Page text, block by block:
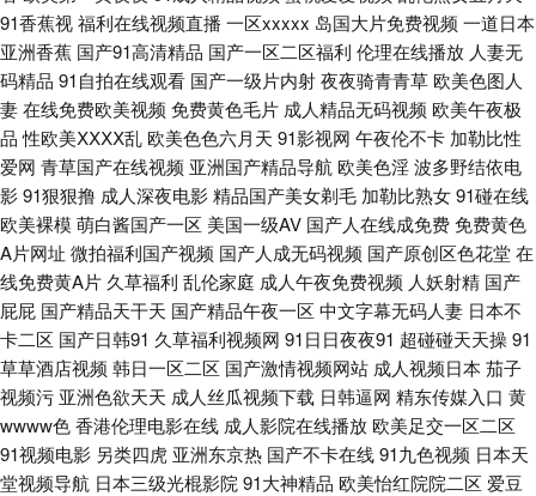
性爱综合区 丰满熟女 乱亲h女秽乱常伦农村 五月丁香婷婷在线 91一区二区
三 精品一区二区影院在线 色五月色 字幕在线中文 国产精品免费一级在线观
看 欧美成人视频一区 亚洲v国产v天堂网 vip热播电视剧 黄色老湿影片 日本无
吗不卡在线观看 尤物在线导航 电影bt种子下载 另类激情亚洲五月天 天堂男
人av 91入在线观看 国产网暴门a在线视频 青青伊人网 亚洲一区亚 第一福利
导航站 麻豆四房播播 思思热在 2012中文字幕高清在线 国产麻豆一级在线观
看 欧美一区另类 亚洲色偷偷偷综合网 成全视频在线观看大全 久久玖玖视 色
小视频 最近国语视频免费观看在线播放 国产日韩精品腹肌视频 人妖伪娘在
91香蕉视福利在线视频直播 一区xxxxx 岛国大片免费视频 一道日本
亚洲香蕉 国产91高清精品 国产一区二区福利 伦理在线播放 人妻无
码精品 91自拍在线观看 国产一级片内射夜夜骑青青草 欧美色图人
妻在线免费欧美视频 免费黄色毛片 成人精品无码视频 欧美午夜极
品 性欧美ⅩⅩⅩⅩ乱 欧美色色六月天 91影视网 午夜伦不卡 加勒比性
爱网 青草国产在线视频 亚洲国产精品导航 欧美色淫波多野结依电
影91狠狠撸 成人深夜电影精品国产美女剃毛 加勒比熟女91碰在线
欧美裸模 萌白酱国产一区 美国一级AV 国产人在线成免费免费黄色
A片网址 微拍福利国产视频 国产人成无码视频 国产原创区色花堂在
线免费黄A片 久草福利 乱伦家庭 成人午夜免费视频 人妖射精 国产
屁屁 国产精品天干天 国产精品午夜一区 中文字幕无码人妻 日本不
卡二区 国产日韩91 久草福利视频网 91日日夜夜91 超碰碰天天操91
草草酒店视频 韩日一区二区 国产激情视频网站 成人视频日本 茄子
视频污 亚洲色欲天天 成人丝瓜视频下载 日韩逼网 精东传媒入口 黄
wwww色香港伦理电影在线 成人影院在线播放 欧美足交一区二区
91视频电影 另类四虎 亚洲东京热 国产不卡在线91九色视频 日本天
堂视频导航 日本三级光棍影院 91大神精品 欧美怡红院院二区 爱豆